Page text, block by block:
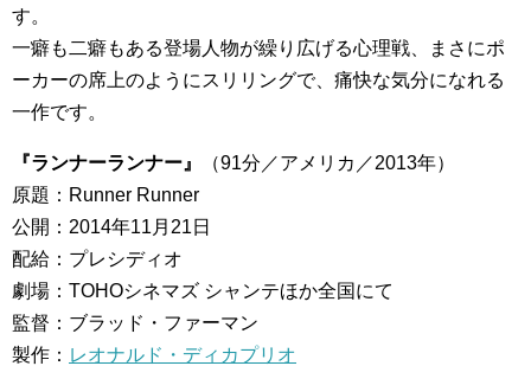
す。
一癖も二癖もある登場人物が繰り広げる心理戦、まさにポ
ーカーの席上のようにスリリングで、痛快な気分になれる
一作です。
『ランナーランナー』
（91分／アメリカ／2013年）
原題：Runner Runner
公開：2014年11月21日
配給：プレシディオ
劇場：TOHOシネマズ シャンテほか全国にて
監督：ブラッド・ファーマン
製作： レオナルド・ディカプリオ